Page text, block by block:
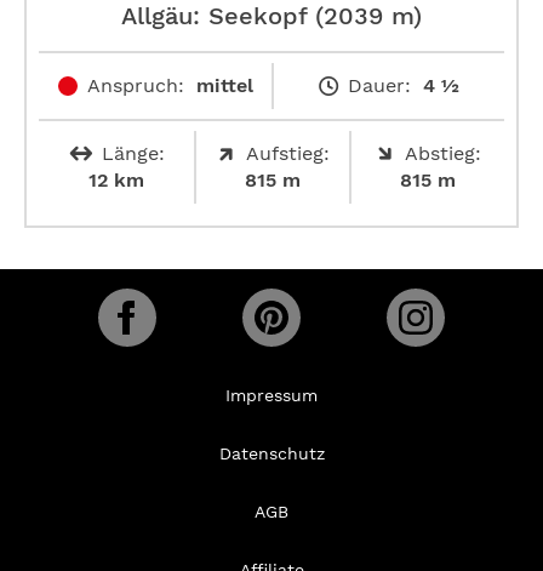
Allgäu: Seekopf (2039 m)
Anspruch: mittel Dauer: 4 ½
Länge:
12 km
Aufstieg:
815 m
Abstieg:
815 m
Impressum
Datenschutz
AGB